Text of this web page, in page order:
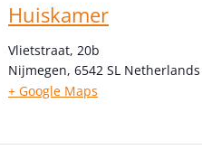
Huiskamer
Vlietstraat, 20b
Nijmegen, 6542 SL Netherlands
+ Google Maps